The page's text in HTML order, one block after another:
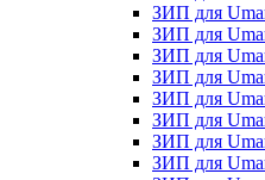
ЗИП для
ЗИП для
ЗИП для
ЗИП для
ЗИП для
ЗИП для
ЗИП для
ЗИП для